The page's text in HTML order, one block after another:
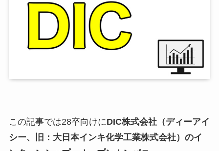
この記事では28卒向けにDIC株式会社（ディーアイ
シー、旧：大日本インキ化学工業株式会社） のイ